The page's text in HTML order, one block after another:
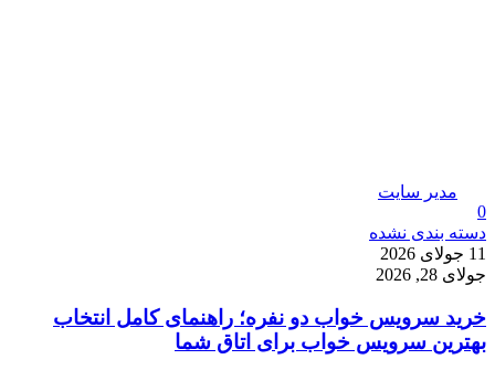
مدیر سایت
0
دسته بندی نشده
11 جولای 2026
جولای 28, 2026
خرید سرویس خواب دو نفره؛ راهنمای کامل انتخاب
بهترین سرویس خواب برای اتاق شما